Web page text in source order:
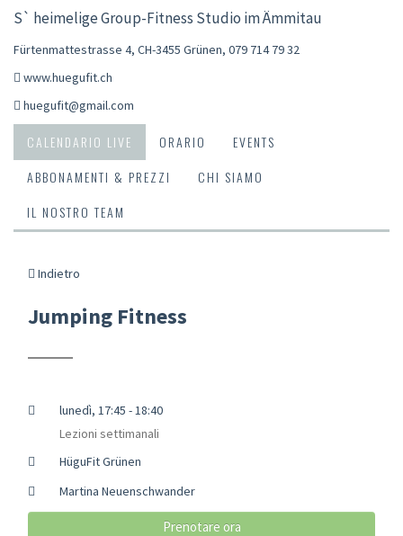
S` heimelige Group-Fitness Studio im Ämmitau
Fürtenmattestrasse 4, CH-3455 Grünen, 079 714 79 32
www.huegufit.ch
huegufit@gmail.com
CALENDARIO LIVE ORARIO
EVENTS
ABBONAMENTI & PREZZI
CHI SIAMO
IL NOSTRO TEAM
Indietro
Jumping Fitness
lunedì, 17:45 - 18:40
Lezioni settimanali
HüguFit Grünen
Martina Neuenschwander
Prenotare ora